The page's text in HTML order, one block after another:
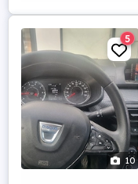
10
5